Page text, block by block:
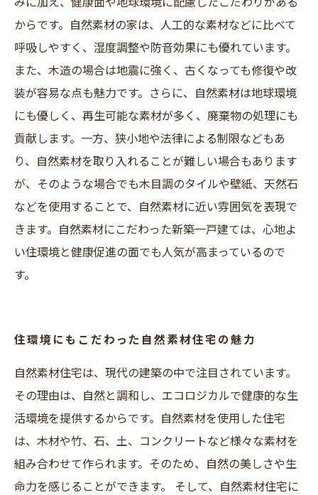
からです。自然素材の家は、人工的な素材などに比べて
呼吸しやすく、湿度調整や防音効果にも優れています。
また、木造の場合は地震に強く、古くなっても修復や改
装が容易な点も魅力です。さらに、自然素材は地球環境
にも優しく、再生可能な素材が多く、廃棄物の処理にも
貢献します。一方、狭小地や法律による制限などもあ
り、自然素材を取り入れることが難しい場合もあります
が、そのような場合でも木目調のタイルや壁紙、天然石
などを使用することで、自然素材に近い雰囲気を表現で
きます。自然素材にこだわった新築一戸建ては、心地よ
い住環境と健康促進の面でも人気が高まっているので
す。
住環境にもこだわった自然素材住宅の魅力
自然素材住宅は、現代の建築の中で注目されています。
その理由は、自然と調和し、エコロジカルで健康的な生
活環境を提供するからです。自然素材を使用した住宅
は、木材や竹、石、土、コンクリートなど様々な素材を
組み合わせて作られます。そのため、自然の美しさや生
命力を感じることができます。 そして、自然素材住宅に